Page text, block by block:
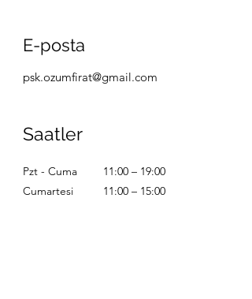
E-posta
psk.ozumfirat@gmail.com
Saatler
Pzt - Cuma
11:00 – 19:00
Cumartesi
11:00 – 15:00